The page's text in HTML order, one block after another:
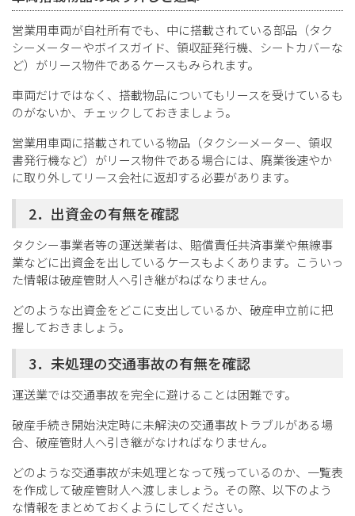
営業用車両が自社所有でも、中に搭載されている部品（タク
シーメーターやボイスガイド、領収証発行機、シートカバーな
ど）がリース物件であるケースもみられます。
車両だけではなく、搭載物品についてもリースを受けているも
のがないか、チェックしておきましょう。
営業用車両に搭載されている物品（タクシーメーター、領収
書発行機など）がリース物件である場合には、廃業後速やか
に取り外してリース会社に返却する必要があります。
2．出資金の有無を確認
タクシー事業者等の運送業者は、賠償責任共済事業や無線事
業などに出資金を出しているケースもよくあります。こういっ
た情報は破産管財人へ引き継がねばなりません。
どのような出資金をどこに支出しているか、破産申立前に把
握しておきましょう。
3．未処理の交通事故の有無を確認
運送業では交通事故を完全に避けることは困難です。
破産手続き開始決定時に未解決の交通事故トラブルがある場
合、破産管財人へ引き継がなければなりません。
どのような交通事故が未処理となって残っているのか、一覧表
を作成して破産管財人へ渡しましょう。その際、以下のよう
な情報をまとめておくようにしてください。